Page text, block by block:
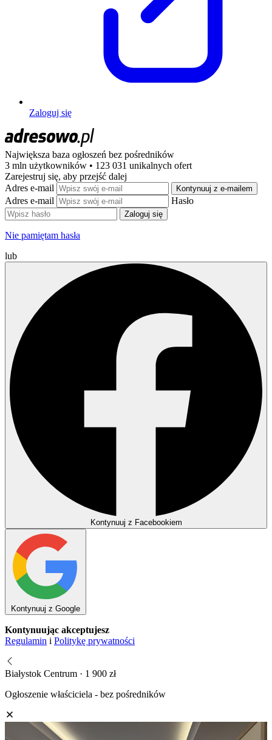
Zaloguj się
Największa baza ogłoszeń bez pośredników
3 mln użytkowników • 123 031 unikalnych ofert
Zarejestruj się, aby przejść dalej
Adres e-mail
Kontynuuj z e-mailem
Adres e-mail Hasło
Zaloguj się
Nie pamiętam hasła
lub
Kontynuuj z Facebookiem
Kontynuuj z Google
Kontynuując akceptujesz
Regulamin i Politykę prywatności
Białystok Centrum · 1 900 zł
Ogłoszenie właściciela - bez pośredników